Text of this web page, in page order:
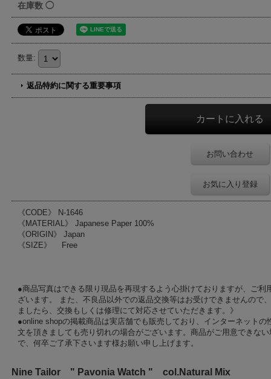
在庫数 ◯
数量:
返品特約に関する重要事項
お問い合わせ
お気に入り登録
《CODE》 N-1646
《MATERIAL》 Japanese Paper 100%
《ORIGIN》 Japan
《SIZE》 Free
●商品写真はできる限り現品を再現するよう心掛けておりますが、ご
ざいます。 また、不良品以外での返品交換等はお受けできませんので
ましたら、交換もしくは修理にて対応させていただきます。》
●online shopの掲載商品は実店舗でも販売しており、インターネット
文を頂きましても売り切れの場合がございます。商品がご用意できな
で、何卒ご了承下さいます様お願い申し上げます。
Nine Tailor " Pavonia Watch " col.Natural Mix